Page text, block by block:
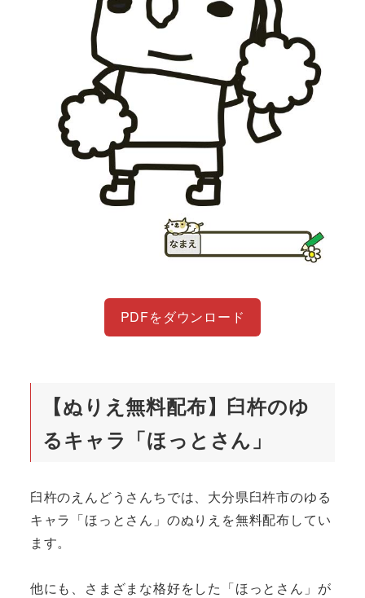
PDFをダウンロード
【ぬりえ無料配布】臼杵のゆ
るキャラ「ほっとさん」
臼杵のえんどうさんちでは、大分県臼杵市のゆる
キャラ「ほっとさん」のぬりえを無料配布してい
ます。
他にも、さまざまな格好をした「ほっとさん」が